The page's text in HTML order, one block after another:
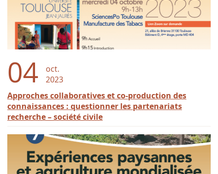
04
oct.
2023
Approches collaboratives et co-production des
connaissances : questionner les partenariats
recherche – société civile